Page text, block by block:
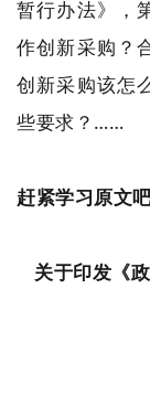
暂行办法》，
作创新采购？
创新采购该怎
些要求？……
赶紧学习原文
关于印发《